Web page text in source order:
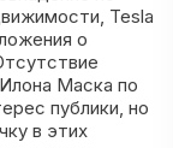
Tesla
о
Маска по
публики, но
в этих